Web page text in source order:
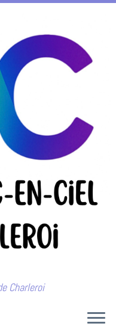
Charleroi